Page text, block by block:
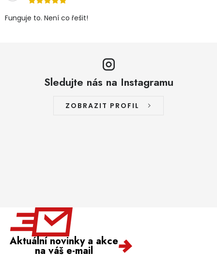
Funguje to. Není co řešit!
Sledujte nás na Instagramu
ZOBRAZIT PROFIL
Aktuální novinky a akce
na váš e-mail